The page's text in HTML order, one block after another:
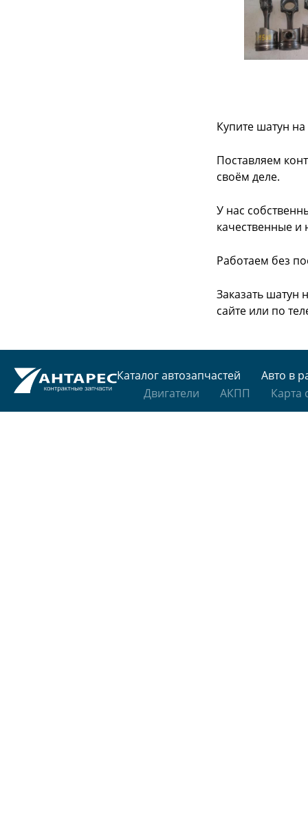
Купите шатун
Поставляем
своём деле.
У нас
качественные и
Работаем без
Заказать шатун
сайте или по
Каталог автозапчастей
Авто в
Двигатели
АКПП Карта